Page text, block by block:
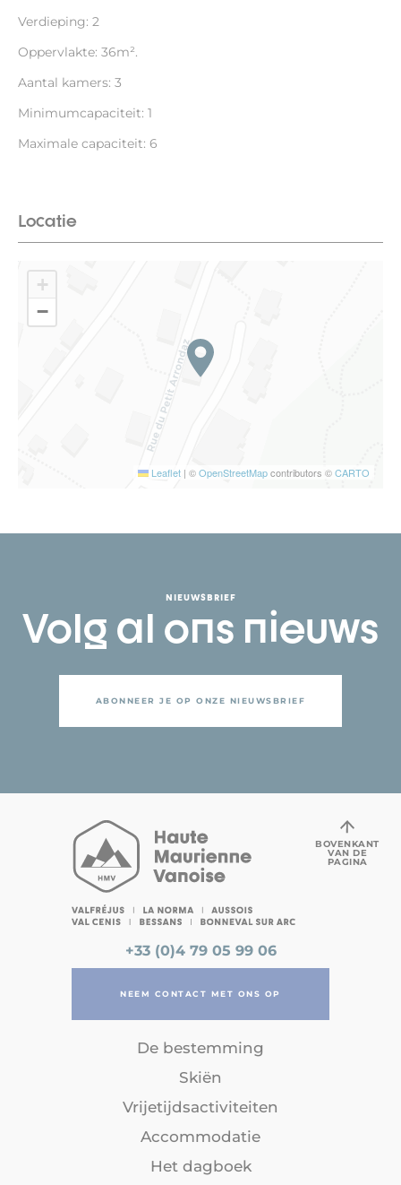
Verdieping: 2
Oppervlakte: 36m².
Aantal kamers: 3
Minimumcapaciteit: 1
Maximale capaciteit: 6
Locatie
+
−
Leaflet | ©OpenStreetMapcontributors ©CARTO
NIEUWSBRIEF
Volg al ons nieuws
ABONNEER JE OP ONZE NIEUWSBRIEF
+33 (0)4 79 05 99 06
NEEM CONTACT MET ONS OP
De bestemming
Skiën
Vrijetijdsactiviteiten
Accommodatie
Het dagboek
BOVENKANT
VAN DE
PAGINA